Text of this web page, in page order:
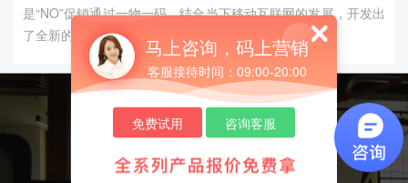
马上咨询，码上营销
客服接待时间：09:00-20:00
免费试用 咨询客服
是“NO”促销通过一物一码，结合当下移动互联网的发展，开发出
了全新的促销模式，让白酒在这个夏季不在“冷”。
让每件产品都帮你营销